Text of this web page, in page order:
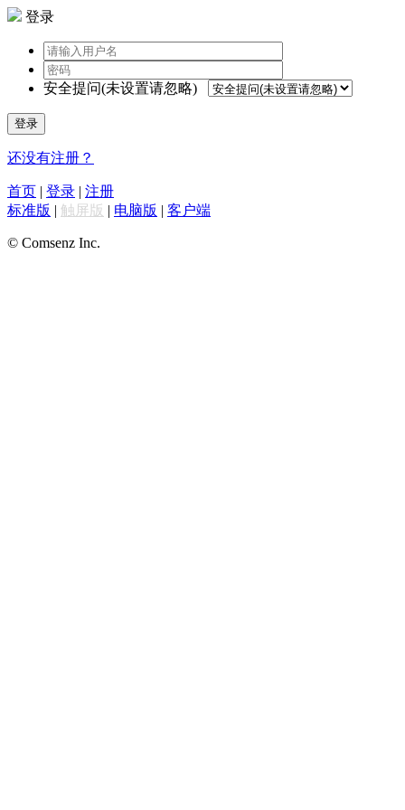
登录
安全提问(未设置请忽略)
登录
还没有注册？
首页 | 登录 | 注册
标准版 | 触屏版 | 电脑版 | 客户端
© Comsenz Inc.